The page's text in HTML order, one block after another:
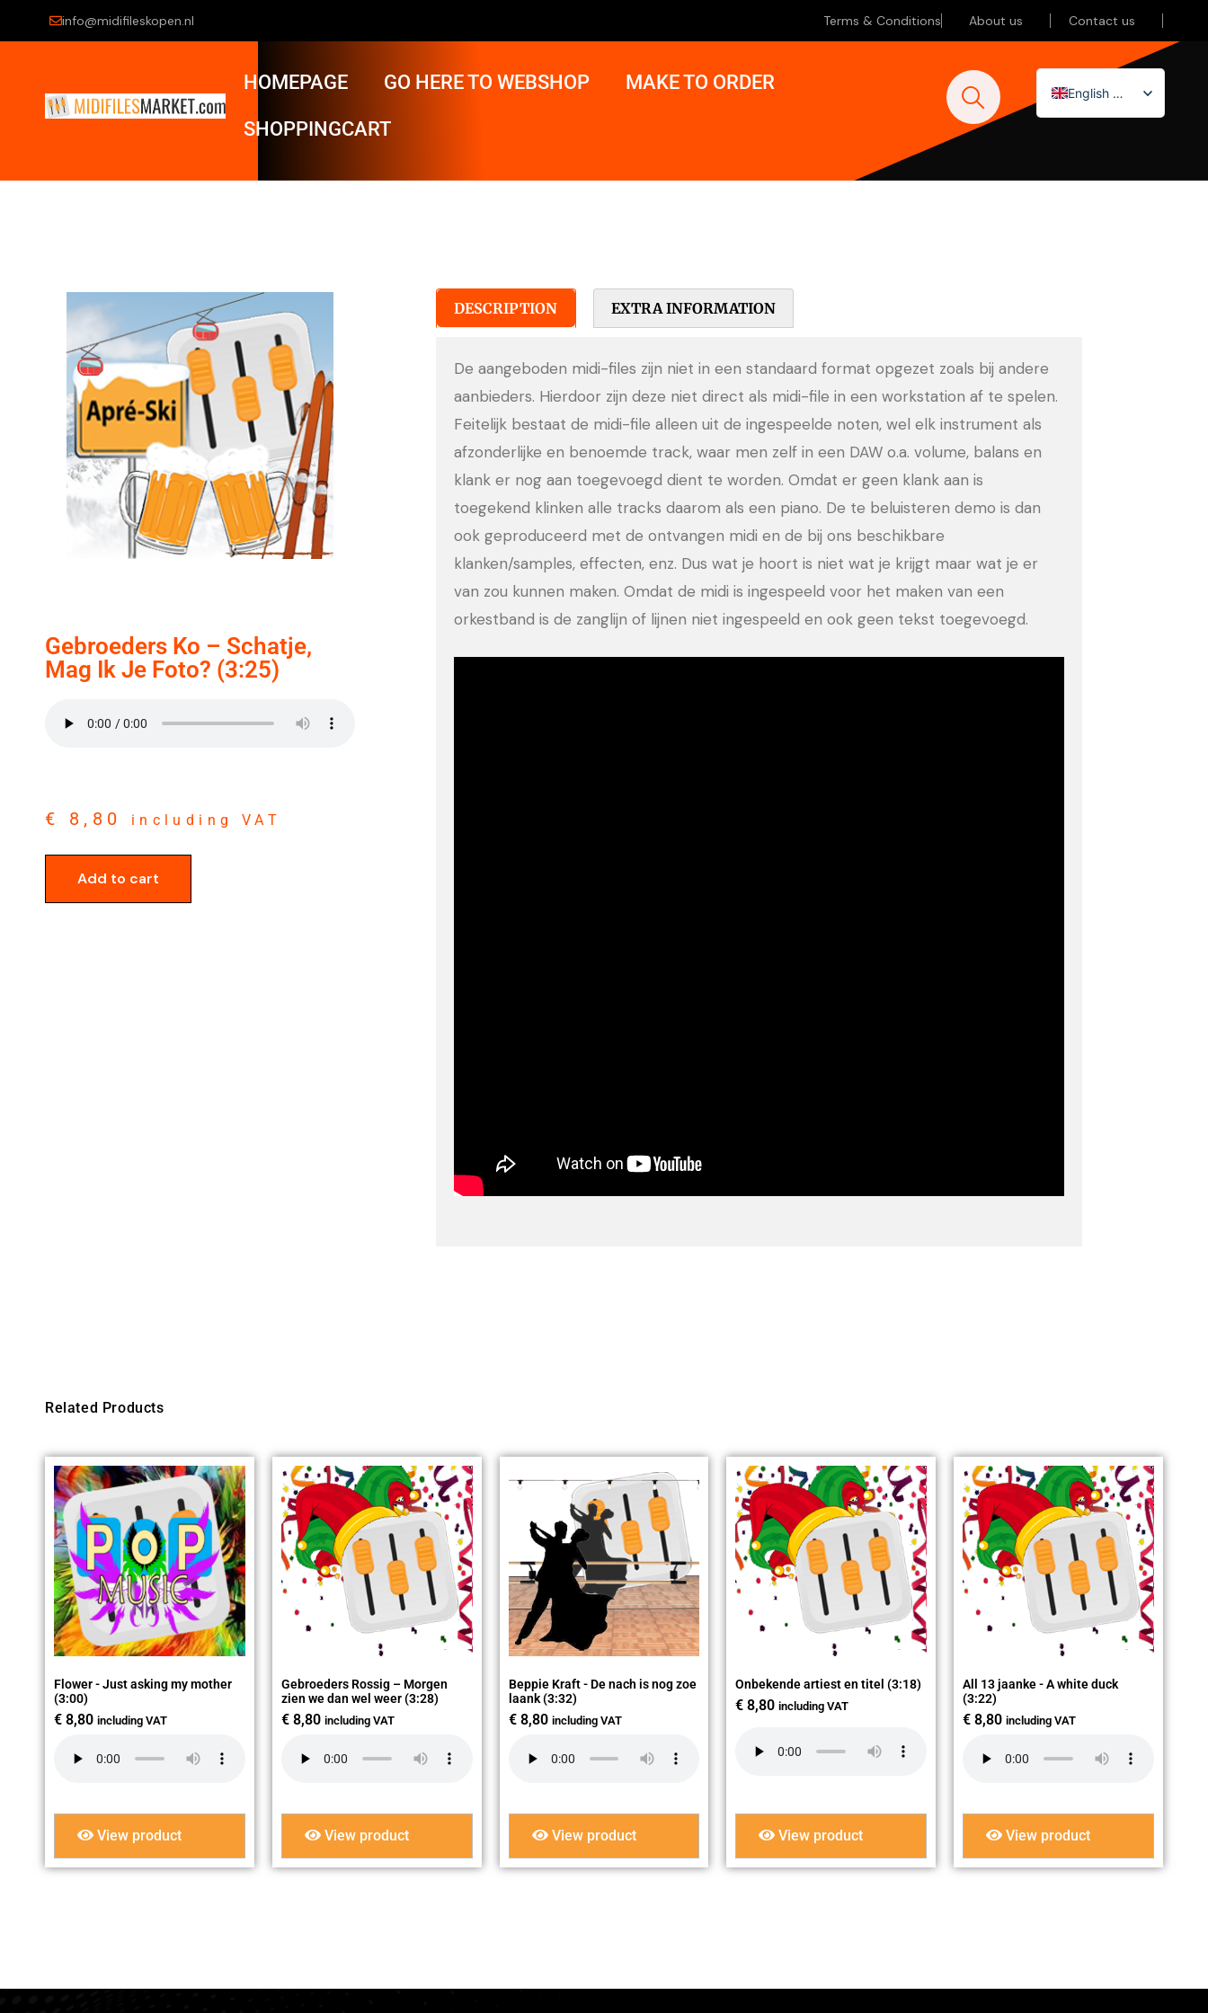
info@midifileskopen.nl Terms & Conditions About us Contact us
HOMEPAGE GO HERE TO WEBSHOP MAKE TO ORDER
SHOPPINGCART
English (UK)
Nederlands
Gebroeders Ko – Schatje,
Mag Ik Je Foto? (3:25)
€ 8,80 including VAT
Add to cart
DESCRIPTION EXTRA INFORMATION
De aangeboden midi-files zijn niet in een standaard format opgezet zoals bij andere
aanbieders. Hierdoor zijn deze niet direct als midi-file in een workstation af te spelen.
Feitelijk bestaat de midi-file alleen uit de ingespeelde noten, wel elk instrument als
afzonderlijke en benoemde track, waar men zelf in een DAW o.a. volume, balans en
klank er nog aan toegevoegd dient te worden. Omdat er geen klank aan is
toegekend klinken alle tracks daarom als een piano. De te beluisteren demo is dan
ook geproduceerd met de ontvangen midi en de bij ons beschikbare
klanken/samples, effecten, enz. Dus wat je hoort is niet wat je krijgt maar wat je er
van zou kunnen maken. Omdat de midi is ingespeeld voor het maken van een
orkestband is de zanglijn of lijnen niet ingespeeld en ook geen tekst toegevoegd.
Related Products
Flower - Just asking my mother
(3:00)
€ 8,80 including VAT
View product
Gebroeders Rossig – Morgen
zien we dan wel weer (3:28)
€8,80 including VAT
View product
Beppie Kraft - De nach is nog zoe
laank (3:32)
€8,80 including VAT
View product
Onbekende artiest en titel (3:18)
€ 8,80 including VAT
View product
All 13 jaanke - A white duck
(3:22)
€ 8,80 including VAT
View product